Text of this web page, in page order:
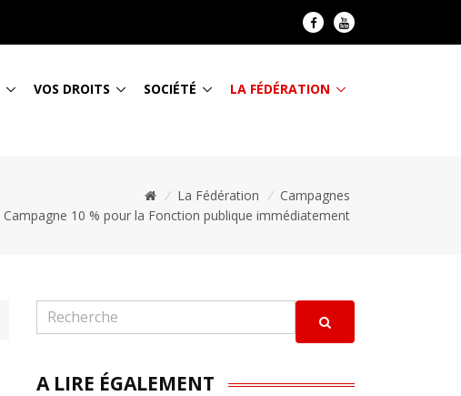
VOS DROITS SOCIÉTÉ LA FÉDÉRATION
/ La Fédération / Campagnes
Campagne 10 % pour la Fonction publique immédiatement
A LIRE ÉGALEMENT